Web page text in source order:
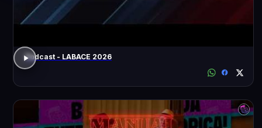
Podcast - LABACE 2026